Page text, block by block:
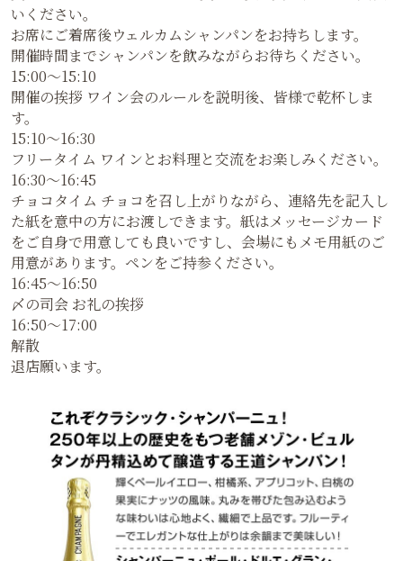
いください。
お席にご着席後ウェルカムシャンパンをお持ちします。
開催時間までシャンパンを飲みながらお待ちください。
15:00～15:10
開催の挨拶 ワイン会のルールを説明後、皆様で乾杯しま
す。
15:10～16:30
フリータイム ワインとお料理と交流をお楽しみください。
16:30〜16:45
チョコタイム チョコを召し上がりながら、連絡先を記入し
た紙を意中の方にお渡しできます。紙はメッセージカード
をご自身で用意しても良いですし、会場にもメモ用紙のご
用意があります。ペンをご持参ください。
16:45～16:50
〆の司会 お礼の挨拶
16:50～17:00
解散
退店願います。